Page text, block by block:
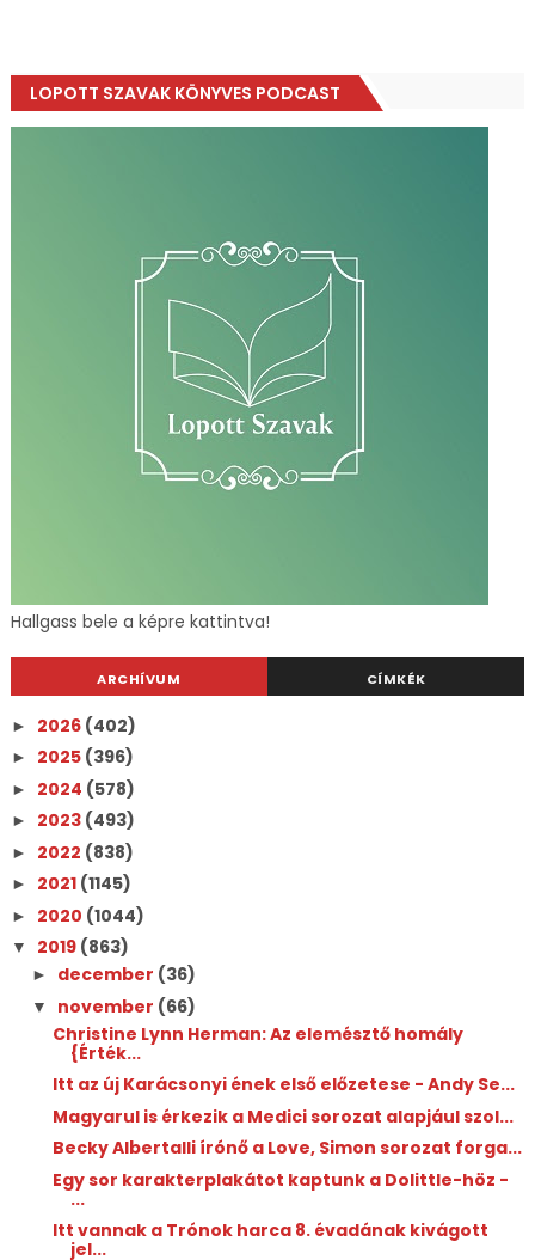
LOPOTT SZAVAK KÖNYVES PODCAST
Hallgass bele a képre kattintva!
ARCHÍVUM CÍMKÉK
► 2026 (402)
► 2025 (396)
► 2024 (578)
► 2023 (493)
► 2022 (838)
► 2021 (1145)
► 2020 (1044)
▼ 2019 (863)
► december (36)
▼ november (66)
Christine Lynn Herman: Az ​elemésztő homály
{Érték...
Itt az új Karácsonyi ének első előzetese - Andy Se...
Magyarul is érkezik a Medici sorozat alapjául szol...
Becky Albertalli írónő a Love, Simon sorozat forga...
Egy sor karakterplakátot kaptunk a Dolittle-höz -
...
Itt vannak a Trónok harca 8. évadának kivágott
jel...